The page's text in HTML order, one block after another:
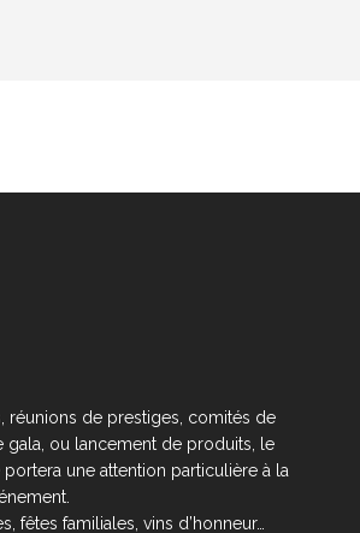
réunions de prestiges, comités de
gala, ou lancement de produits, le
portera une attention particulière à la
fêtes familiales, vins d’honneur…